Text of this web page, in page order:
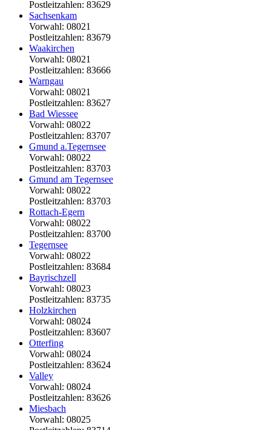
Postleitzahlen: 83629
Sachsenkam
Vorwahl: 08021
Postleitzahlen: 83679
Waakirchen
Vorwahl: 08021
Postleitzahlen: 83666
Warngau
Vorwahl: 08021
Postleitzahlen: 83627
Bad Wiessee
Vorwahl: 08022
Postleitzahlen: 83707
Gmund a.Tegernsee
Vorwahl: 08022
Postleitzahlen: 83703
Gmund am Tegernsee
Vorwahl: 08022
Postleitzahlen: 83703
Rottach-Egern
Vorwahl: 08022
Postleitzahlen: 83700
Tegernsee
Vorwahl: 08022
Postleitzahlen: 83684
Bayrischzell
Vorwahl: 08023
Postleitzahlen: 83735
Holzkirchen
Vorwahl: 08024
Postleitzahlen: 83607
Otterfing
Vorwahl: 08024
Postleitzahlen: 83624
Valley
Vorwahl: 08024
Postleitzahlen: 83626
Miesbach
Vorwahl: 08025